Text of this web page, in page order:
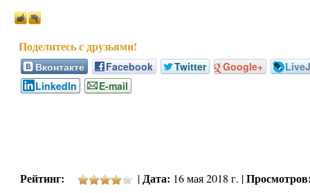
Вконтакте Facebook Twitter Google+
LinkedIn
E-mail
Рейтинг: | Дата: 16 мая 2018 г. |